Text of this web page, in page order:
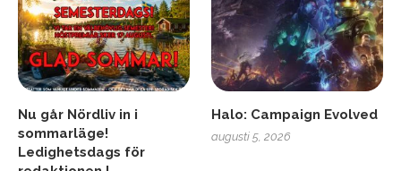
Nu går Nördliv in i
sommarläge!
Ledighetsdags för
Halo: Campaign Evolved
augusti 5, 2026